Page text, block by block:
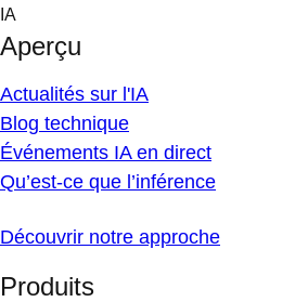
Skip
content
IA
Aperçu
Actualités sur l'IA
Blog technique
Événements IA en direct
Qu’est-ce que l’inférence
Découvrir notre approche
Produits